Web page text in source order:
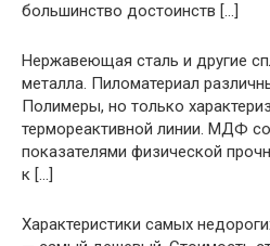
большинство достоинств […]
Нержавеющая сталь и другие
металла. Пиломатериал
Полимеры, но только
термореактивной линии. МДФ
показателями физической
к […]
Характеристики самых